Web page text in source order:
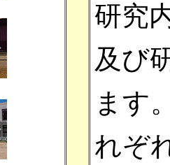
研究
及び
ます
れぞ